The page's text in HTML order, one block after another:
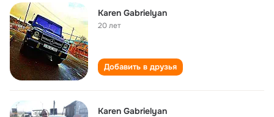
Karen Gabrielyan
20 лет
Добавить в друзья
Karen Gabrielyan